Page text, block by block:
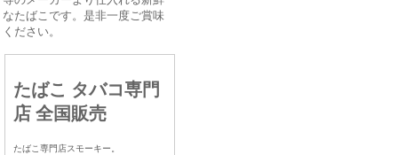
なたばこです。是非一度ご賞味
ください。
たばこ タバコ専門
店 全国販売
たばこ専門店スモーキー。